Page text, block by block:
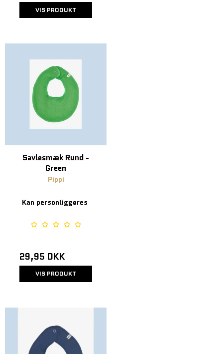
VIS PRODUKT
Savlesmæk Rund -
Green
Pippi
Kan personliggøres
29,95 DKK
VIS PRODUKT